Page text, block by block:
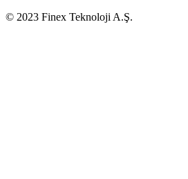
© 2023 Finex Teknoloji A.Ş.